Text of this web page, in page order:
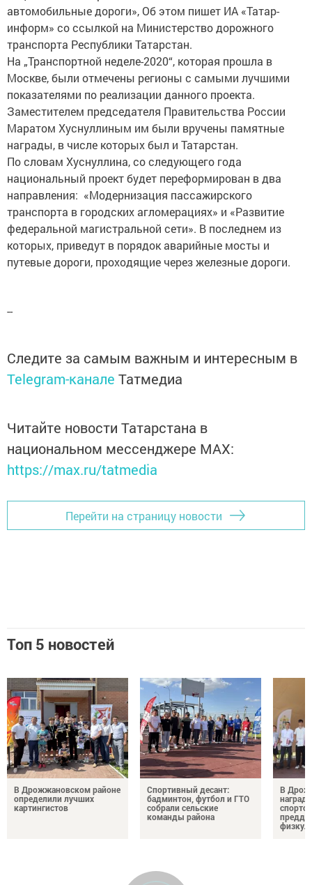
автомобильные дороги», Об этом пишет ИА «Татар-
информ» со ссылкой на Министерство дорожного
транспорта Республики Татарстан.
На „Транспортной неделе-2020“, которая прошла в
Москве, были отмечены регионы с самыми лучшими
показателями по реализации данного проекта.
Заместителем председателя Правительства России
Маратом Хуснуллиным им были вручены памятные
награды, в числе которых был и Татарстан.
По словам Хуснуллина, со следующего года
национальный проект будет переформирован в два
направления: «Модернизация пассажирского
транспорта в городских агломерациях» и «Развитие
федеральной магистральной сети». В последнем из
которых, приведут в порядок аварийные мосты и
путевые дороги, проходящие через железные дороги.
--
Следите за самым важным и интересным в
Telegram-канале Татмедиа
Читайте новости Татарстана в
национальном мессенджере MАХ:
https://max.ru/tatmedia
Перейти на страницу новости
Топ 5 новостей
В Дрожжановском районе
определили лучших
картингистов
Спортивный десант:
бадминтон, футбол и ГТО
собрали сельские
команды района
В